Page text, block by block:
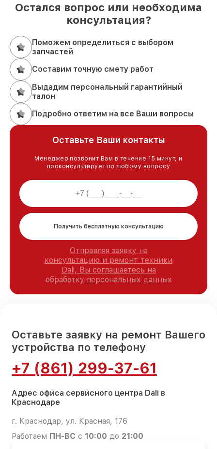
Остался вопрос или необходима
консультация?
Поможем определиться с выбором
запчастей
Составим точную смету работ
Выдадим персональный гарантийный
талон
Подробно ответим на все Ваши вопросы
Оставьте Ваши контакты
Менеджер позвонит Вам в течение 15 минут, и
проконсультирует по любому вопросу
Получить бесплатную консультацию
Отправляя заявку на
консультацию и ремонт техники
Dali, Вы соглашаетесь на
обработку персональных данных
Оставьте заявку на ремонт Вашего
устройства по телефону
+7 (861) 299-37-61
Адрес офиса сервисного центра Dali в
Краснодаре
г. Краснодар, ул. Красная, 176
Работаем ПН-ВС с 10:00 до 21:00